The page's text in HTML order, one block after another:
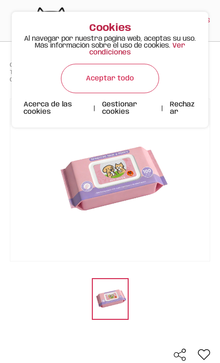
ES
Gato Feliz Productos > >
Toallitas Húmedas para Mascotas FOFOS (100 uds) – Piel Sensible &
Cachorros (Avena)
Cookies
Al navegar por nuestra página web, aceptas su uso.
Más información sobre el uso de cookies. Ver
condiciones
Aceptar todo
Acerca de las
cookies
Gestionar
cookies
Rechaz
ar